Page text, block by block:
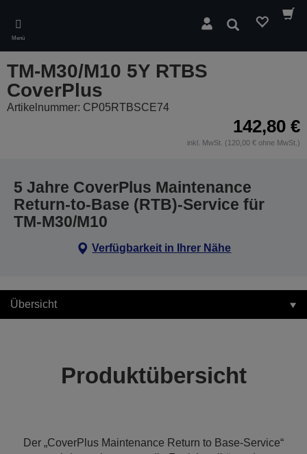
main
content
Menü
Suchen
TM-M30/M10 5Y RTBS
CoverPlus
Artikelnummer: CP05RTBSCE74
142,80 €
inkl. MwSt. (120,00 € ohne MwSt.)
5 Jahre CoverPlus Maintenance
Return-to-Base (RTB)-Service für
TM-M30/M10
Verfügbarkeit in Ihrer Nähe
Übersicht
Produktübersicht
Der „CoverPlus Maintenance Return to Base-Service“